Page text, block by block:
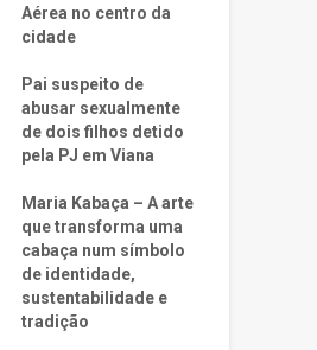
Aérea no centro da
cidade
Pai suspeito de
abusar sexualmente
de dois filhos detido
pela PJ em Viana
Maria Kabaça – A arte
que transforma uma
cabaça num símbolo
de identidade,
sustentabilidade e
tradição